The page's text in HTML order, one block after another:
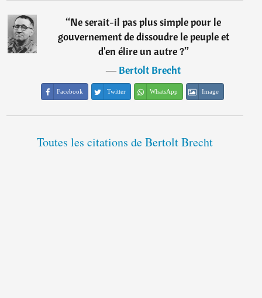
“Ne serait-il pas plus simple pour le
gouvernement de dissoudre le peuple et
d'en élire un autre ?”
―Bertolt Brecht
Facebook Twitter WhatsApp Image
Toutes les citations de Bertolt Brecht